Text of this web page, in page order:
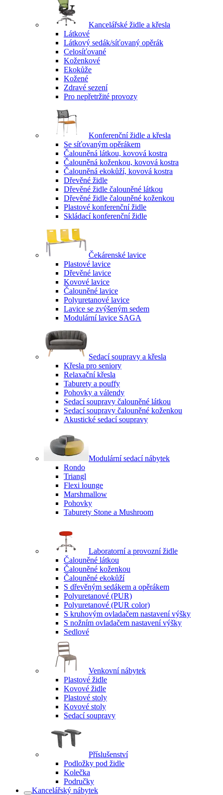
Kancelářské židle a křesla
Látkové
Látkový sedák/síťovaný opěrák
Celosíťované
Koženkové
Ekokůže
Kožené
Zdravé sezení
Pro nepřetržité provozy
Konferenční židle a křesla
Se síťovaným opěrákem
Čalouněná látkou, kovová kostra
Čalouněná koženkou, kovová kostra
Čalouněná ekokůží, kovová kostra
Dřevěné židle
Dřevěné židle čalouněné látkou
Dřevěné židle čalouněné koženkou
Plastové konferenční židle
Skládací konferenční židle
Čekárenské lavice
Plastové lavice
Dřevěné lavice
Kovové lavice
Čalouněné lavice
Polyuretanové lavice
Lavice se zvýšeným sedem
Modulární lavice SAGA
Sedací soupravy a křesla
Křesla pro seniory
Relaxační křesla
Taburety a pouffy
Pohovky a válendy
Sedací soupravy čalouněné látkou
Sedací soupravy čalouněné koženkou
Akustické sedací soupravy
Modulární sedací nábytek
Rondo
Triangl
Flexi lounge
Marshmallow
Pohovky
Taburety Stone a Mushroom
Laboratorní a provozní židle
Čalouněné látkou
Čalouněné koženkou
Čalouněné ekokůží
S dřevěným sedákem a opěrákem
Polyuretanové (PUR)
Polyuretanové (PUR color)
S kruhovým ovladačem nastavení výšky
S nožním ovladačem nastavení výšky
Sedlové
Venkovní nábytek
Plastové židle
Kovové židle
Plastové stoly
Kovové stoly
Sedací soupravy
Příslušenství
Podložky pod židle
Kolečka
Područky
Kancelářský nábytek